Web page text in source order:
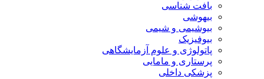
بافت شناسی
بیهوشی
بیوشیمی و شیمی
بیوفیزیک
پاتولوژی و علوم آزمایشگاهی
پرستاری و مامایی
پزشکی داخلی